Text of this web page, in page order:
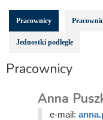
Pracownicy
Jednostki podległe
Pracownicy
Anna
e-mail: